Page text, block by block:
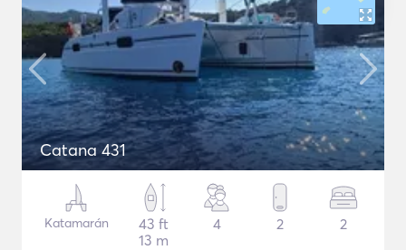
Catana 431
Katamarán
43 ft
13 m
4 2 2